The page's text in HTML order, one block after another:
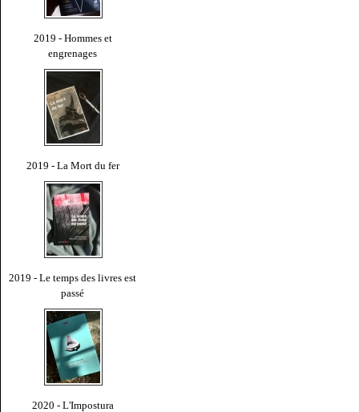
2019 - Hommes et
engrenages
2019 - La Mort du fer
2019 - Le temps des livres est
passé
2020 - L'Impostura